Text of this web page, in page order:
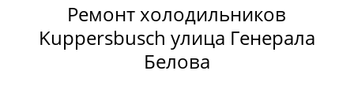
Ремонт холодильников
Kuppersbusch улица Генерала
Белова